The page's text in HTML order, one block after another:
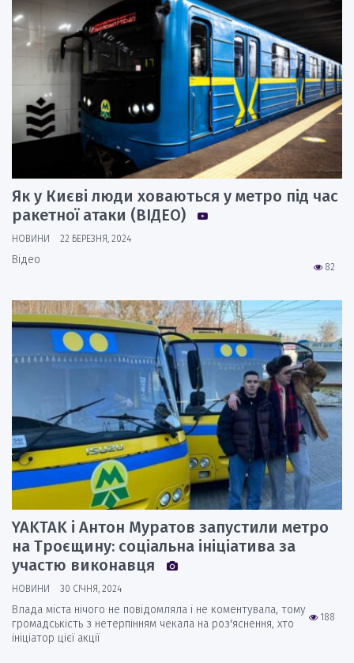
Як у Києві люди ховаються у метро під час
ракетної атаки (ВІДЕО)
НОВИНИ 22 БЕРЕЗНЯ, 2024
82
Відео
YAKTAK і Антон Муратов запустили метро
на Троєщину: соціальна ініціатива за
участю виконавця
НОВИНИ 30 СІЧНЯ, 2024
188
Влада міста нічого не повідомляла і не коментувала, тому
громадськість з нетерпінням чекала на роз'яснення, хто
ініціатор цієї акції